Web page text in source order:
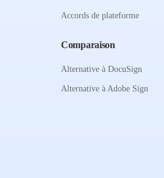
Accords de plateforme
Comparaison
Alternative à DocuSign
Alternative à Adobe Sign